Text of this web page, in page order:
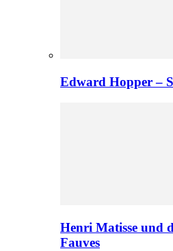
Edward Hopper –
Henri Matisse und
Fauves